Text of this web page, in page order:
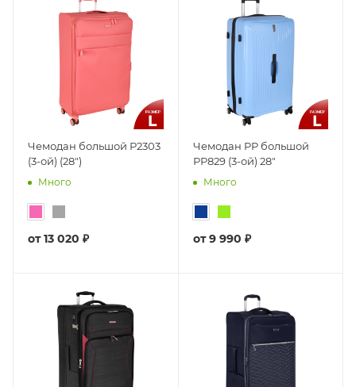
Чемодан большой Р2303
(3-ой) (28")
Много
от13 020 ₽
Чемодан PP большой
РР829 (3-ой) 28"
Много
от9 990 ₽